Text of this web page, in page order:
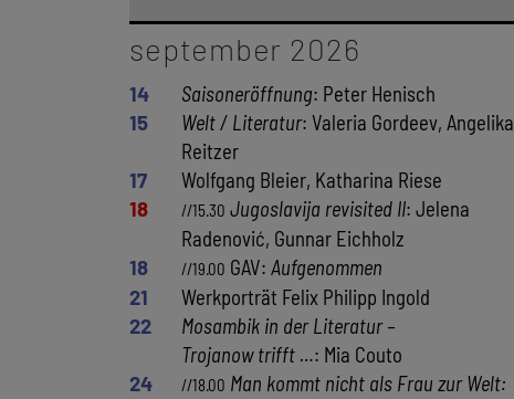
september 2026
14 Saisoneröffnung: Peter Henisch
15
Welt / Literatur: Valeria Gordeev, Angelika
Reitzer
17
Wolfgang Bleier, Katharina Riese
18
//15.30 Jugoslavija revisited II: Jelena
Radenović, Gunnar Eichholz
18
//19.00 GAV: Aufgenommen
21
Werkporträt Felix Philipp Ingold
22
Mosambik in der Literatur –
Trojanow trifft …: Mia Couto
24
//18.00 Man kommt nicht als Frau zur Welt: